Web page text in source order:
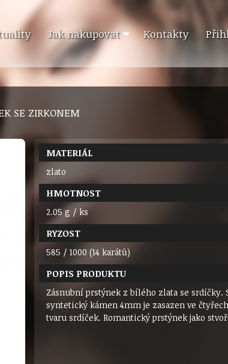
Jak nakupovat Kontakty
SE ZIRKONEM
MATERIÁL
zlato
HMOTNOST
2.05 g / ks
RYZOST
585 / 1000 (14 karátů)
POPIS PRODUKTU
Zásnubní prstýnek z bílého zlata se srdíčky.
syntetický kámen 4mm je zasazen ve
tvaru srdíček. Romantický prstýnek jako